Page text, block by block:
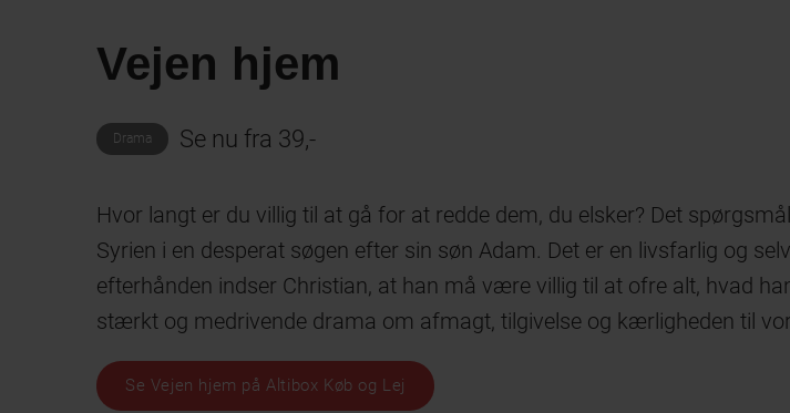
Vejen hjem
Drama Se nu fra 39,-
Hvor langt er du villig til at gå for at redde dem, du elsker? Det
Syrien i en desperat søgen efter sin søn Adam. Det er en livsfarlig og
efterhånden indser Christian, at han må være villig til at ofre alt, hvad
stærkt og medrivende drama om afmagt, tilgivelse og kærligheden til
Se Vejen hjem på Altibox Køb og Lej